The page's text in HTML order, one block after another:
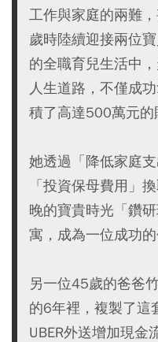
工作與家庭的兩難
歲時陸續迎接兩位
的全職育兒生活中
人生道路，不僅成
積了高達500萬元的
她透過「降低家庭
「投資保母費用」
晚的寶貴時光「鑽
寓，成為一位成功的
另一位45歲的爸爸
的6年裡，複製了這
UBER外送增加現金